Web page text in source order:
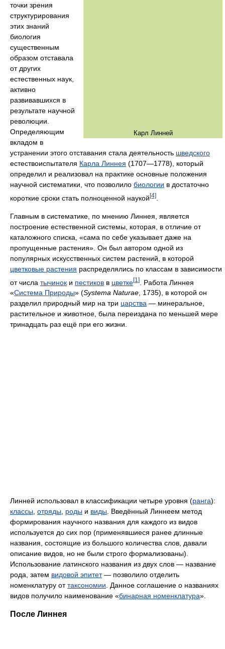
Карл Линней
точки зрения
структурирования
этих знаний
биология
существенным
образом отставала
от других
естественных наук,
активно
развивавшихся в
результате научной
революции.
Определяющим
вкладом в
устранении этого отставания стала деятельность шведского
естествоиспытателя Карла Линнея (1707—1778), который
определил и реализовал на практике основные положения
научной систематики, что позволило биологии в достаточно
короткие сроки стать полноценной наукой[4]
Главным в систематике, по мнению Линнея, является
построение естественной системы, которая, в отличие от
каталожного списка, «сама по себе указывает даже на
пропущенные растения». Он был автором одной из
популярных искусственных систем растений, в которой
цветковые растения распределялись по классам в зависимости
от числа тычинок и пестиков в цветке[1]
. Работа Линнея
«Система Природы» (Systema Naturae, 1735), в которой он
разделил природный мир на три царства — минеральное,
растительное и животное, была переиздана по меньшей мере
тринадцать раз ещё при его жизни.
Линней использовал в классификации четыре уровня (ранга):
классы, отряды, роды и виды. Введённый Линнеем метод
формирования научного названия для каждого из видов
используется до сих пор (применявшиеся ранее длинные
названия, состоящие из большого количества слов, давали
описание видов, но не были строго формализованы).
Использование латинского названия из двух слов — название
рода, затем видовой эпитет— позволило отделить
номенклатуру оттаксономии. Данное соглашение о названиях
видов получило наименование «бинарная номенклатура».
После Линнея